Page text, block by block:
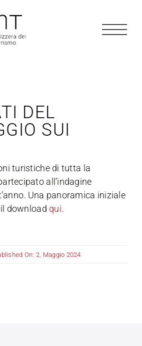
DEL
SUI
turistiche di tutta la
all’indagine
Una panoramica iniziale
download qui.
On: 2. Maggio 2024